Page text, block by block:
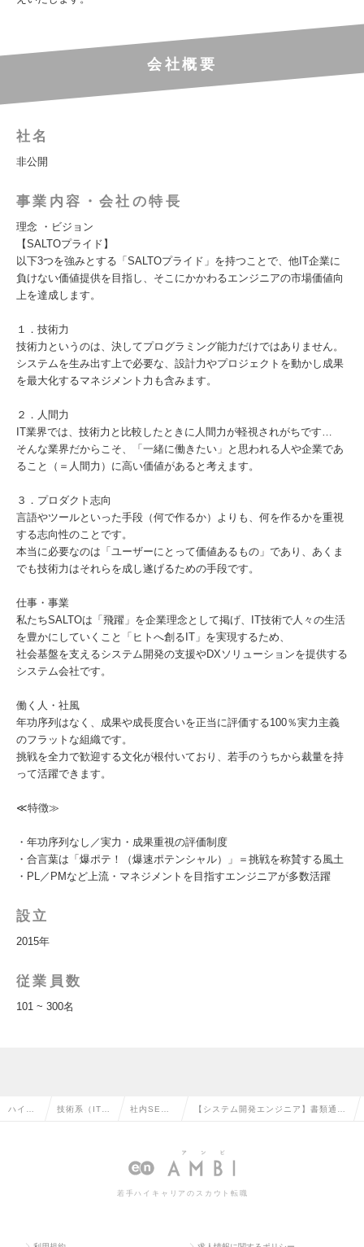
会社概要
社名
非公開
事業内容・会社の特長
理念 ・ビジョン
【SALTOプライド】
以下3つを強みとする「SALTOプライド」を持つことで、他IT企業に
負けない価値提供を目指し、そこにかかわるエンジニアの市場価値向
上を達成します。
１．技術力
技術力というのは、決してプログラミング能力だけではありません。
システムを生み出す上で必要な、設計力やプロジェクトを動かし成果
を最大化するマネジメント力も含みます。
２．人間力
IT業界では、技術力と比較したときに人間力が軽視されがちです…
そんな業界だからこそ、「一緒に働きたい」と思われる人や企業であ
ること（＝人間力）に高い価値があると考えます。
３．プロダクト志向
言語やツールといった手段（何で作るか）よりも、何を作るかを重視
する志向性のことです。
本当に必要なのは「ユーザーにとって価値あるもの」であり、あくま
でも技術力はそれらを成し遂げるための手段です。
仕事・事業
私たちSALTOは「飛躍」を企業理念として掲げ、IT技術で人々の生活
を豊かにしていくこと「ヒトへ創るIT」を実現するため、
社会基盤を支えるシステム開発の支援やDXソリューションを提供する
システム会社です。
働く人・社風
年功序列はなく、成果や成長度合いを正当に評価する100％実力主義
のフラットな組織です。
挑戦を全力で歓迎する文化が根付いており、若手のうちから裁量を持
って活躍できます。
≪特徴≫
・年功序列なし／実力・成果重視の評価制度
・合言葉は「爆ポテ！（爆速ポテンシャル）」＝挑戦を称賛する風土
・PL／PMなど上流・マネジメントを目指すエンジニアが多数活躍
設立
2015年
従業員数
101 ~ 300名
ハイク 技術系（IT・ 社内SE・
理の転職
【システム開発エンジニア】書類通過
休実質136日の求人情報
若手ハイキャリアのスカウト転職